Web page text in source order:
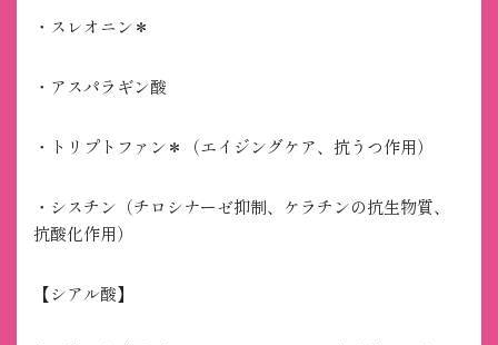
・スレオニン＊
・アスパラギン酸
・トリプトファン＊（エイジングケア、抗うつ作用）
・シスチン（チロシナーゼ抑制、ケラチンの抗生物質、
抗酸化作用）
【シアル酸】